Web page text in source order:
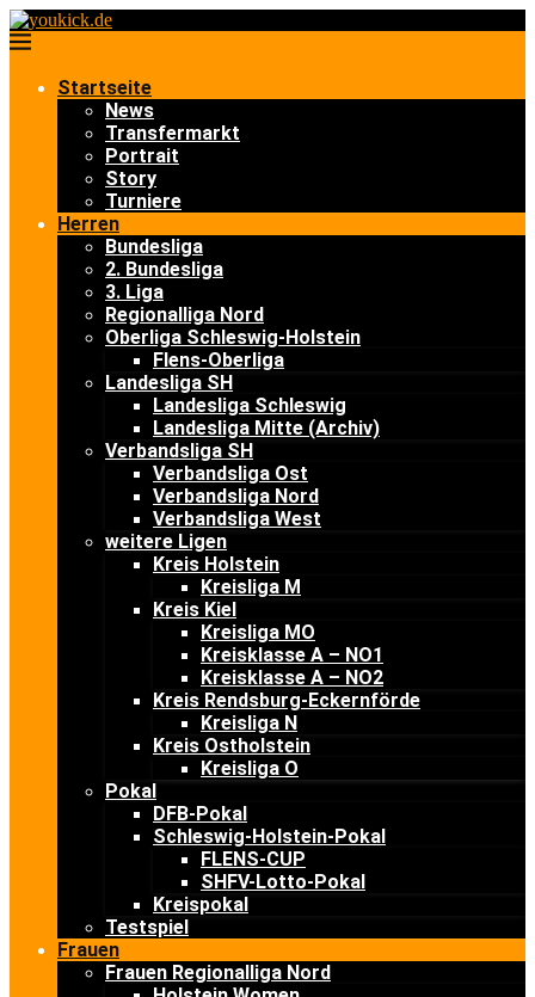
Startseite
News
Transfermarkt
Portrait
Story
Turniere
Herren
Bundesliga
2. Bundesliga
3. Liga
Regionalliga Nord
Oberliga Schleswig-Holstein
Flens-Oberliga
Landesliga SH
Landesliga Schleswig
Landesliga Mitte (Archiv)
Verbandsliga SH
Verbandsliga Ost
Verbandsliga Nord
Verbandsliga West
weitere Ligen
Kreis Holstein
Kreisliga M
Kreis Kiel
Kreisliga MO
Kreisklasse A – NO1
Kreisklasse A – NO2
Kreis Rendsburg-Eckernförde
Kreisliga N
Kreis Ostholstein
Kreisliga O
Pokal
DFB-Pokal
Schleswig-Holstein-Pokal
FLENS-CUP
SHFV-Lotto-Pokal
Kreispokal
Testspiel
Frauen
Frauen Regionalliga Nord